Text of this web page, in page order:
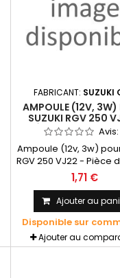
FABRICANT: SUZUKI
AMPOULE (12V, 3W)
SUZUKI RGV 250
PIÈCE D'ORIGINE
OEM
Avis:
Ampoule (12v, 3w)
RGV 250 VJ22 - Pièce
SUZUKI OEM
1,71 €
Ajouter au
Disponible sur
Ajouter au